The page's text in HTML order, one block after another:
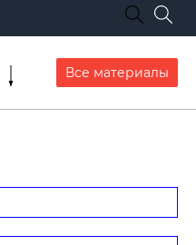
Все материалы